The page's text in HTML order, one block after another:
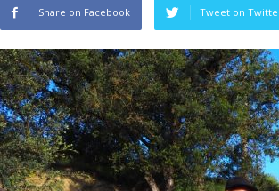
Share on Facebook Tweet on